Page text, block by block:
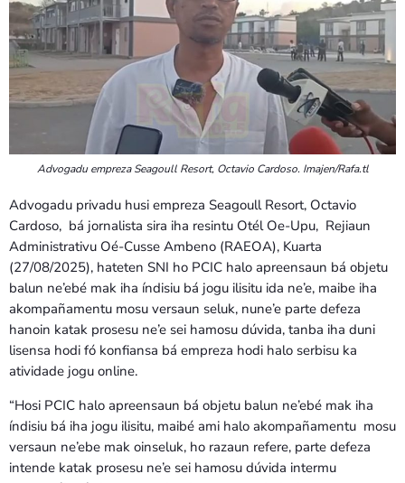
Advogadu empreza Seagoull Resort, Octavio Cardoso. Imajen/Rafa.tl
Advogadu privadu husi empreza Seagoull Resort, Octavio
Cardoso, bá jornalista sira iha resintu Otél Oe-Upu, Rejiaun
Administrativu Oé-Cusse Ambeno (RAEOA), Kuarta
(27/08/2025), hateten SNI ho PCIC halo apreensaun bá objetu
balun ne’ebé mak iha índisiu bá jogu ilisitu ida ne’e, maibe iha
akompañamentu mosu versaun seluk, nune’e parte defeza
hanoin katak prosesu ne’e sei hamosu dúvida, tanba iha duni
lisensa hodi fó konfiansa bá empreza hodi halo serbisu ka
atividade jogu online.
“Hosi PCIC halo apreensaun bá objetu balun ne’ebé mak iha
índisiu bá iha jogu ilisitu, maibé ami halo akompañamentu mosu
versaun ne’ebe mak oinseluk, ho razaun refere, parte defeza
intende katak prosesu ne’e sei hamosu dúvida intermu